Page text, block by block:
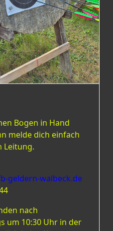
Bogen in Hand
melde dich einfach
Leitung.
geldern-walbeck.de
nach
um 10:30 Uhr in der